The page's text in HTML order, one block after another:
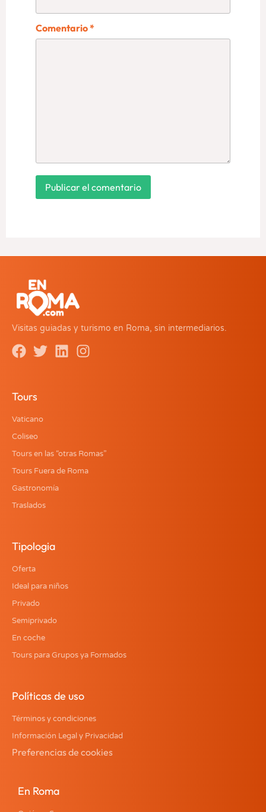
Comentario*
Visitas guiadas y turismo en Roma, sin intermediarios.
Tours
Vaticano
Coliseo
Tours en las “otras Romas”
Tours Fuera de Roma
Gastronomía
Traslados
Tipologia
Oferta
Ideal para niños
Privado
Semiprivado
En coche
Tours para Grupos ya Formados
Políticas de uso
Términos y condiciones
Información Legal y Privacidad
Preferencias de cookies
En Roma